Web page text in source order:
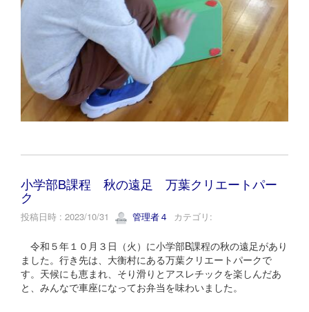
小学部B課程 秋の遠足 万葉クリエートパー
ク
投稿日時 : 2023/10/31 管理者４ カテゴリ:
令和５年１０月３日（火）に小学部B課程の秋の遠足があり
ました。行き先は、大衡村にある万葉クリエートパークで
す。天候にも恵まれ、そり滑りとアスレチックを楽しんだあ
と、みんなで車座になってお弁当を味わいました。